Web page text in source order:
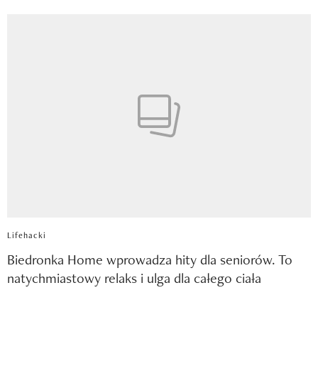
Lifehacki
Biedronka Home wprowadza hity dla seniorów. To
natychmiastowy relaks i ulga dla całego ciała